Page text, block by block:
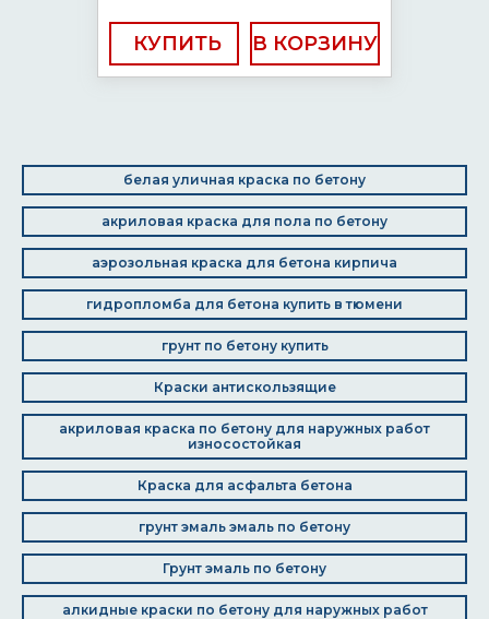
КУПИТЬ
белая уличная краска по бетону
акриловая краска для пола по бетону
аэрозольная краска для бетона кирпича
гидропломба для бетона купить в тюмени
грунт по бетону купить
Краски антискользящие
акриловая краска по бетону для наружных работ
износостойкая
Краска для асфальта бетона
грунт эмаль эмаль по бетону
Грунт эмаль по бетону
алкидные краски по бетону для наружных работ